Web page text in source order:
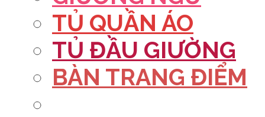
TỦ QUẦN ÁO
TỦ ĐẦU GIƯỜNG
BÀN TRANG ĐIỂM